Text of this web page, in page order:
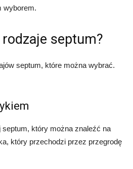
wyborem.
septum?
septum, które można wybrać.
septum, który można znaleźć na
który przechodzi przez przegrodę